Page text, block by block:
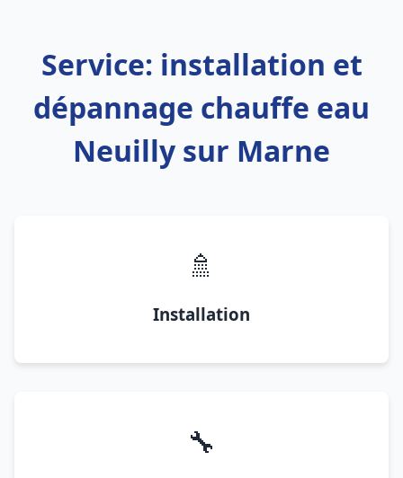
Service: installation et
dépannage chauffe eau
Neuilly sur Marne
🚿
Installation
🔧